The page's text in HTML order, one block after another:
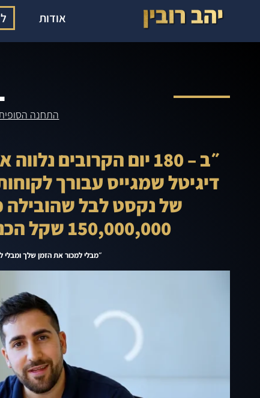
אודות
התחנה הסופית
״ב – 180 יום הקרובים
150,000,000 שקל הכנסות ממכירות באונליין״
״מבלי למכור את הזמן שלך